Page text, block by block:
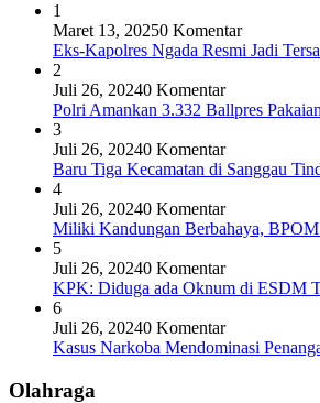
1
Maret 13, 20250 Komentar
Eks-Kapolres Ngada Resmi Jadi
2
Juli 26, 20240 Komentar
Polri Amankan 3.332 Ballpres
3
Juli 26, 20240 Komentar
Baru Tiga Kecamatan di Sanggau
4
Juli 26, 20240 Komentar
Miliki Kandungan Berbahaya,
5
Juli 26, 20240 Komentar
KPK: Diduga ada Oknum di ESDM
6
Juli 26, 20240 Komentar
Kasus Narkoba Mendominasi
Olahraga